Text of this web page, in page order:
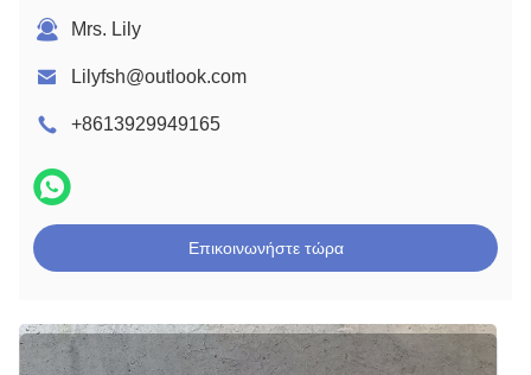
Mrs. Lily
Lilyfsh@outlook.com
+8613929949165
Επικοινωνήστε τώρα